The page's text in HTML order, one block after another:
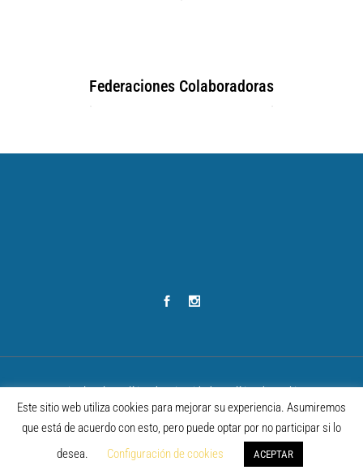
Federaciones Colaboradoras
Aviso legal–Política de privacidad–Política de cookies
COMUNICACIÓN
Este sitio web utiliza cookies para mejorar su experiencia. Asumiremos
que está de acuerdo con esto, pero puede optar por no participar si lo
desea.
Configuración de cookies ACEPTAR